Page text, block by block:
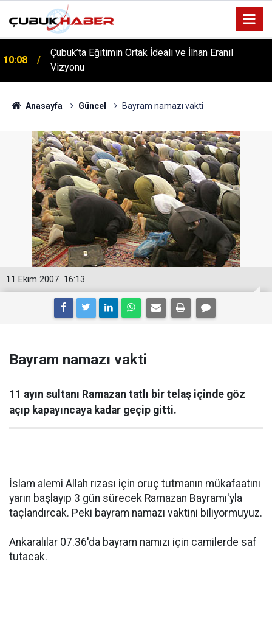
10:08
Çubuk’ta Eğitimin Ortak İdeali ve İlhan Eranıl
Vizyonu
Anasayfa Güncel Bayram namazı vakti
16:13
11 Ekim 2007
Bayram namazı vakti
11 ayın sultanı Ramazan tatlı bir telaş içinde göz
açıp kapayıncaya kadar geçip gitti.
İslam alemi Allah rızası için oruç tutmanın mükafaatını
yarın başlayıp 3 gün sürecek Ramazan Bayramı'yla
taçlandırcak. Peki bayram namazı vaktini biliyormuyuz.
Ankaralılar 07.36'da bayram namızı için camilerde saf
tutacak.